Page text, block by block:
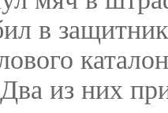
в
из них